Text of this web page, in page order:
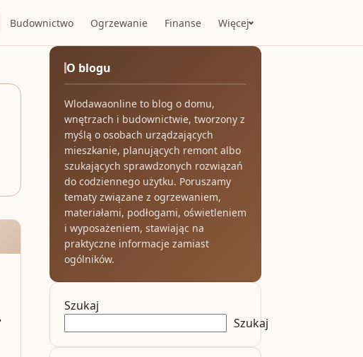
Budownictwo Ogrzewanie Finanse Więcej
O blogu
Wlodawaonline to blog o domu,
wnętrzach i budownictwie, tworzony z
myślą o osobach urządzających
mieszkanie, planujących remont albo
szukających sprawdzonych rozwiązań
do codziennego użytku. Poruszamy
tematy związane z ogrzewaniem,
materiałami, podłogami, oświetleniem
i wyposażeniem, stawiając na
praktyczne informacje zamiast
ogólników.
Szukaj
Szukaj